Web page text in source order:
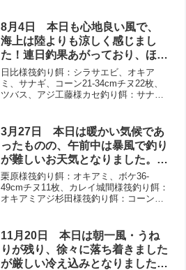
ヒラメ！アジ・イワシは皆様大漁
で、良型カワハギ・ビッグアナゴ
も‼︎
真・お客様測定）前田様筏釣り餌...
8月4日 本日も心地良い風で、
海上は陸よりも涼しく感じまし
た！連日釣果あがっており、ほと
んどの方にお写真撮らせて頂きま
した‼︎チヌ狙いのお客様は全員複
数枚ゲットで、20枚オーバー
心に、多魚種あげてくださいまし
た‼︎
日比様筏釣り餌：シラサエビ、オキア
ミ、サナギ、コーン21-34cmチヌ22枚、
ツバス、アジ工藤様カセ釣り餌：サナ
カセ釣り餌：オキアミ、アケミ貝20-
27cm...
3月27日 本日は暖かい気候であ
ったものの、午前中は暴風で釣り
が難しいお天気となりました。お
客様少なかったですがお越し下さ
り、皆様最後まで頑張って下さい
ました！食いが浅い様子でバラし
午後から釣果伸びた形で、複数組
であげてくださり２桁オーバーの
組も‼︎その他良型アジも‼︎
栗原様筏釣り餌：オキアミ、ボケ36-
49cmチヌ11枚、カレイ城間様筏釣り餌：
オキアミアジ杉田様筏釣り餌：コーン
11月20日 本日は朝一風・うね
りが残り、徐々に落ち着きました
が厳しい冷え込みとなりました。